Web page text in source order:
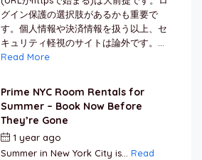
グイン保護の選択肢があるかも重要で
す。個人情報や決済情報を扱う以上、セ
キュリティ軽視のサイトは論外です。...
Read More
Prime NYC Room Rentals for
Summer – Book Now Before
They’re Gone
1 year ago
Summer in New York City is... Read